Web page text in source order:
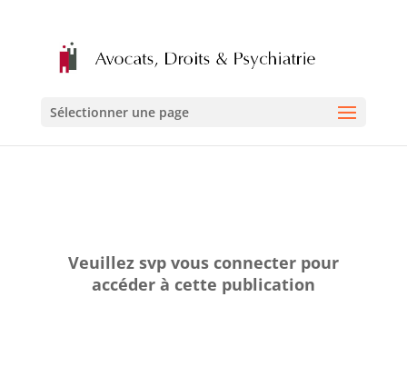
Sélectionner une page
Veuillez svp vous connecter pour
accéder à cette publication